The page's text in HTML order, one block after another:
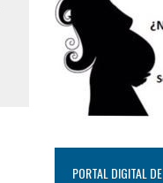
PORTAL DIGITAL